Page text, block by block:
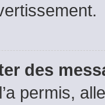
des
permis,